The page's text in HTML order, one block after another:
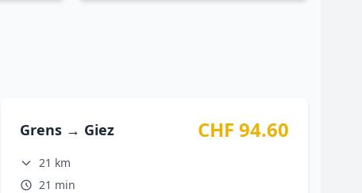
Grens → Giez CHF 94.60
21 km
21 min